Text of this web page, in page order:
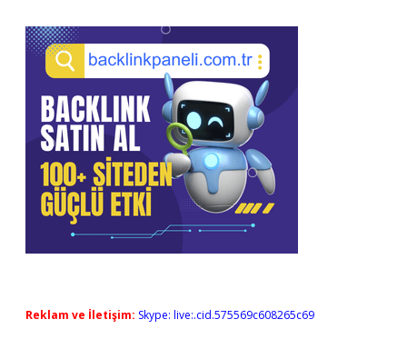
Reklam ve İletişim: Skype: live:.cid.575569c608265c69